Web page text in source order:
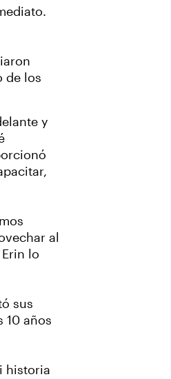
de los
y
al
lo
sus
10 años
historia